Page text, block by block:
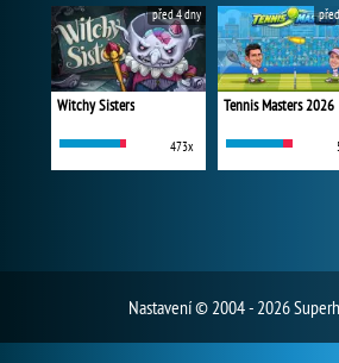
Witchy Sisters
473x
před 4 dny
Tennis Masters 2026
Nastavení© 2004 - 2026